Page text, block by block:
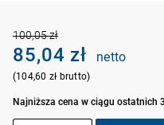
100,05 zł
85,04 zł netto
(104,60 zł brutto)
Najniższa cena w ciągu ostatnich